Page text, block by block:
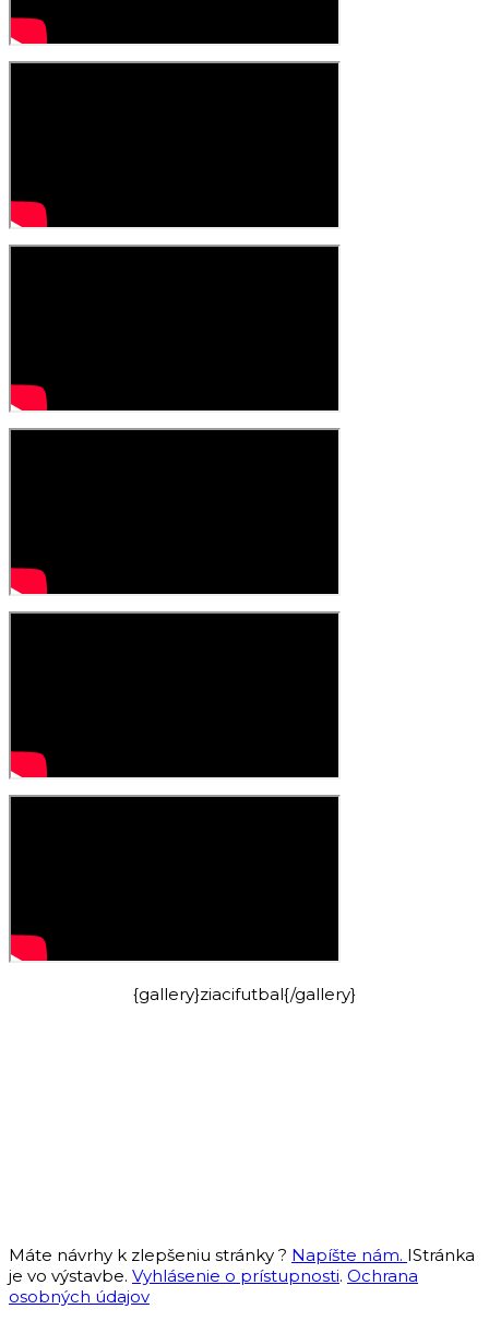
{gallery}ziacifutbal{/gallery}
Máte návrhy k zlepšeniu stránky ? Napíšte nám. IStránka
je vo výstavbe. Vyhlásenie o prístupnosti. Ochrana
osobných údajov